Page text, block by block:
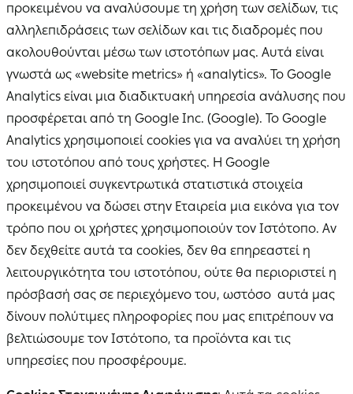
προκειμένου να αναλύσουμε τη χρήση των σελίδων, τις
αλληλεπιδράσεις των σελίδων και τις διαδρομές που
ακολουθούνται μέσω των ιστοτόπων μας. Αυτά είναι
γνωστά ως «website metrics» ή «analytics». Το Google
Analytics είναι μια διαδικτυακή υπηρεσία ανάλυσης που
προσφέρεται από τη Google Inc. (Google). Το Google
Analytics χρησιμοποιεί cookies για να αναλύει τη χρήση
του ιστοτόπου από τους χρήστες. Η Google
χρησιμοποιεί συγκεντρωτικά στατιστικά στοιχεία
προκειμένου να δώσει στην Εταιρεία μια εικόνα για τον
τρόπο που οι χρήστες χρησιμοποιούν τον Ιστότοπο. Αν
δεν δεχθείτε αυτά τα cookies, δεν θα επηρεαστεί η
λειτουργικότητα του ιστοτόπου, ούτε θα περιοριστεί η
πρόσβασή σας σε περιεχόμενο του, ωστόσο αυτά μας
δίνουν πολύτιμες πληροφορίες που μας επιτρέπουν να
βελτιώσουμε τον Ιστότοπο, τα προϊόντα και τις
υπηρεσίες που προσφέρουμε.